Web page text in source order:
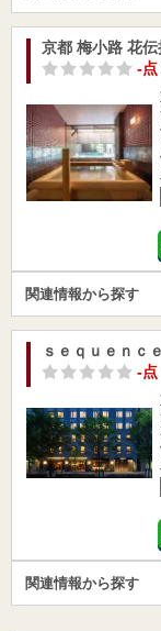
京都 梅小路 花伝
-点
関連情報から探す
ｓｅｑｕｅｎ
-点
関連情報から探す